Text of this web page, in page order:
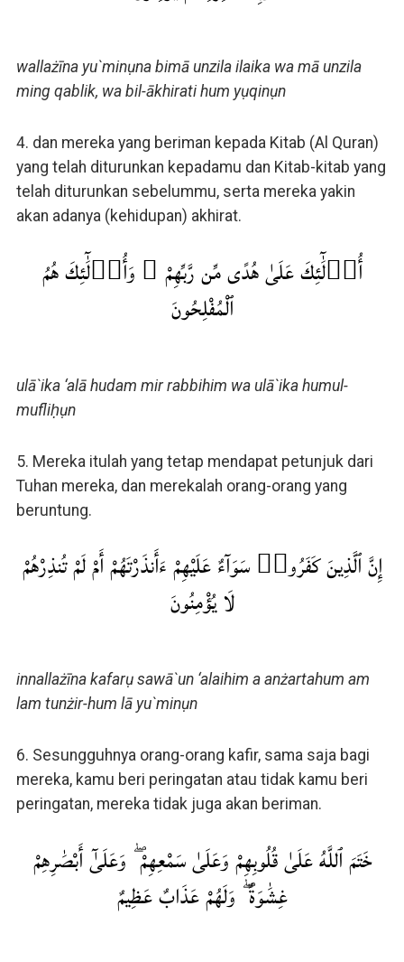
wallażīna yu`minụna bimā unzila ilaika wa mā unzila
ming qablik, wa bil-ākhirati hum yụqinụn
4. dan mereka yang beriman kepada Kitab (Al Quran)
yang telah diturunkan kepadamu dan Kitab-kitab yang
telah diturunkan sebelummu, serta mereka yakin
akan adanya (kehidupan) akhirat.
أُو۟لَٰٓئِكَ عَلَىٰ هُدًى مِّن رَّبِّهِمْ ۖ وَأُو۟لَٰٓئِكَ هُمُ
ٱلْمُفْلِحُونَ
ulā`ika ‘alā hudam mir rabbihim wa ulā`ika humul-
mufliḥụn
5. Mereka itulah yang tetap mendapat petunjuk dari
Tuhan mereka, dan merekalah orang-orang yang
beruntung.
إِنَّ ٱلَّذِينَ كَفَرُوا۟ سَوَآءٌ عَلَيْهِمْ ءَأَنذَرْتَهُمْ أَمْ لَمْ تُنذِرْهُمْ
لَا يُؤْمِنُونَ
innallażīna kafarụ sawā`un ‘alaihim a anżartahum am
lam tunżir-hum lā yu`minụn
6. Sesungguhnya orang-orang kafir, sama saja bagi
mereka, kamu beri peringatan atau tidak kamu beri
peringatan, mereka tidak juga akan beriman.
خَتَمَ ٱللَّهُ عَلَىٰ قُلُوبِهِمْ وَعَلَىٰ سَمْعِهِمْ ۖ وَعَلَىٰٓ أَبْصَٰرِهِمْ
غِشَٰوَةٌ ۖ وَلَهُمْ عَذَابٌ عَظِيمٌ